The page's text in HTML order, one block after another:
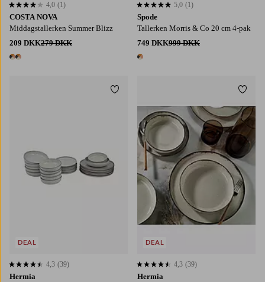
COSTA NOVA
Middagstallerken Summer Blizz
209 DKK279 DKK
2 farver
4,0 baseret på 1 bedømmelser
4,0 (1)
Spode
Tallerken Morris & Co 20 cm 4-pak
749 DKK999 DKK
1 farve
5,0 baseret på 1 bedømmelser
5,0 (1)
Hermia
4,3 baseret på 39 bedømmelser
4,3 (39)
DEAL
Tilføj til favoritter
Hermia
4,3 baseret på 39 bedømmelser
4,3 (39)
DEAL